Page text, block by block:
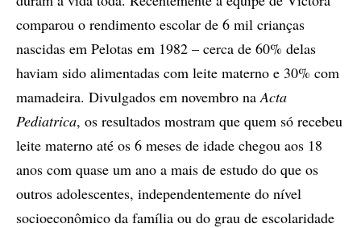
comparou o rendimento escolar de 6 mil crianças
nascidas em Pelotas em 1982 – cerca de 60% delas
haviam sido alimentadas com leite materno e 30% com
mamadeira. Divulgados em novembro naActa
Pediatrica, os resultados mostram que quem só recebeu
leite materno até os 6 meses de idade chegou aos 18
anos com quase um ano a mais de estudo do que os
outros adolescentes, independentemente do nível
socioeconômico da família ou do grau de escolaridade